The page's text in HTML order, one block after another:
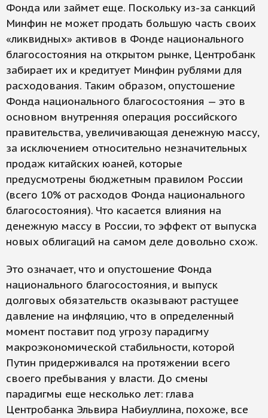
Фонда или займет еще. Поскольку из-за санкций
Минфин не может продать большую часть своих
«ликвидных» активов в Фонде национального
благосостояния на открытом рынке, Центробанк
забирает их и кредитует Минфин рублями для
расходования. Таким образом, опустошение
Фонда национального благосостояния — это в
основном внутренняя операция российского
правительства, увеличивающая денежную массу,
за исключением относительно незначительных
продаж китайских юаней, которые
предусмотрены бюджетным правилом России
(всего 10% от расходов Фонда национального
благосостояния). Что касается влияния на
денежную массу в России, то эффект от выпуска
новых облигаций на самом деле довольно схож.
Это означает, что и опустошение Фонда
национального благосостояния, и выпуск
долговых обязательств оказывают растущее
давление на инфляцию, что в определенный
момент поставит под угрозу парадигму
макроэкономической стабильности, которой
Путин придерживался на протяжении всего
своего пребывания у власти. До смены
парадигмы еще несколько лет: глава
Центробанка Эльвира Набиуллина, похоже, все